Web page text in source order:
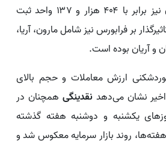
معاملات فرابورس ایران نیز برابر با ۴۰۴ هزار و ۱۳۷ واحد ثبت
بر فرابورس نیز شامل مارون، آریا،
و آریان بوده است.
ارزش معاملات و حجم بالای
اخیر نشان می‌دهدنقدینگی همچنان در
یکشنبه و دوشنبه هفته گذشته
روند بازار سرمایه معکوس شد و